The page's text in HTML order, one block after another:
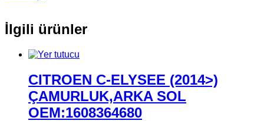
İlgili ürünler
CITROEN C-ELYSEE (2014>)
ÇAMURLUK,ARKA SOL
OEM:1608364680